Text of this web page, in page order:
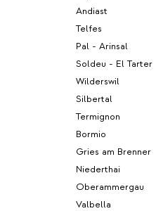
Andiast
Telfes
Pal - Arinsal
Soldeu - El Tarter
Wilderswil
Silbertal
Termignon
Bormio
Gries am Brenner
Niederthai
Oberammergau
Valbella